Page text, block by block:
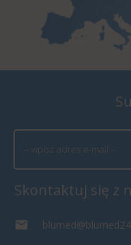
Skontaktuj się z